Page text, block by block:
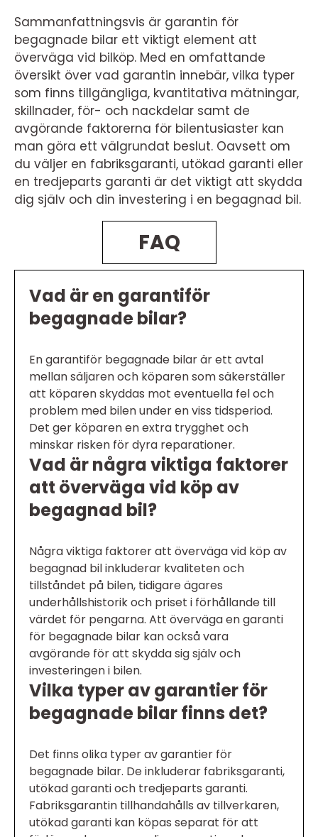
Sammanfattningsvis är garantin för
begagnade bilar ett viktigt element att
överväga vid bilköp. Med en omfattande
översikt över vad garantin innebär, vilka typer
som finns tillgängliga, kvantitativa mätningar,
skillnader, för- och nackdelar samt de
avgörande faktorerna för bilentusiaster kan
man göra ett välgrundat beslut. Oavsett om
du väljer en fabriksgaranti, utökad garanti eller
en tredjeparts garanti är det viktigt att skydda
dig själv och din investering i en begagnad bil.
FAQ
Vad är en garantiför
begagnade bilar?
En garantiför begagnade bilar är ett avtal
mellan säljaren och köparen som säkerställer
att köparen skyddas mot eventuella fel och
problem med bilen under en viss tidsperiod.
Det ger köparen en extra trygghet och
minskar risken för dyra reparationer.
Vad är några viktiga faktorer
att överväga vid köp av
begagnad bil?
Några viktiga faktorer att överväga vid köp av
begagnad bil inkluderar kvaliteten och
tillståndet på bilen, tidigare ägares
underhållshistorik och priset i förhållande till
värdet för pengarna. Att överväga en garanti
för begagnade bilar kan också vara
avgörande för att skydda sig själv och
investeringen i bilen.
Vilka typer av garantier för
begagnade bilar finns det?
Det finns olika typer av garantier för
begagnade bilar. De inkluderar fabriksgaranti,
utökad garanti och tredjeparts garanti.
Fabriksgarantin tillhandahålls av tillverkaren,
utökad garanti kan köpas separat för att